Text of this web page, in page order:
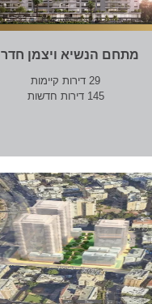
מתחם הנשיא ויצמן חדרה
29 דירות קיימות
145 דירות חדשות